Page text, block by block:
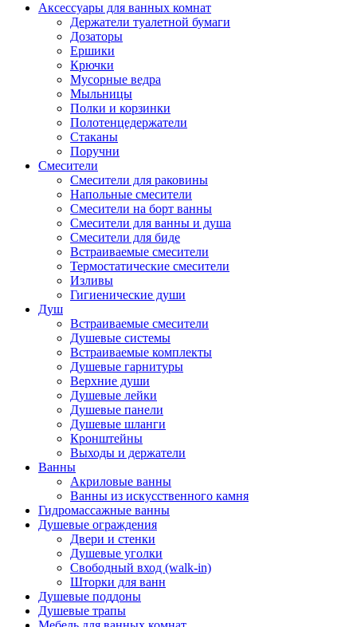
Аксессуары для ванных комнат
Держатели туалетной бумаги
Дозаторы
Ершики
Крючки
Мусорные ведра
Мыльницы
Полки и корзинки
Полотенцедержатели
Стаканы
Поручни
Смесители
Смесители для раковины
Напольные смесители
Смесители на борт ванны
Смесители для ванны и душа
Смесители для биде
Встраиваемые смесители
Термостатические смесители
Изливы
Гигиенические души
Душ
Встраиваемые смесители
Душевые системы
Встраиваемые комплекты
Душевые гарнитуры
Верхние души
Душевые лейки
Душевые панели
Душевые шланги
Кронштейны
Выходы и держатели
Ванны
Акриловые ванны
Ванны из искусственного камня
Гидромассажные ванны
Душевые ограждения
Двери и стенки
Душевые уголки
Свободный вход (walk-in)
Шторки для ванн
Душевые поддоны
Душевые трапы